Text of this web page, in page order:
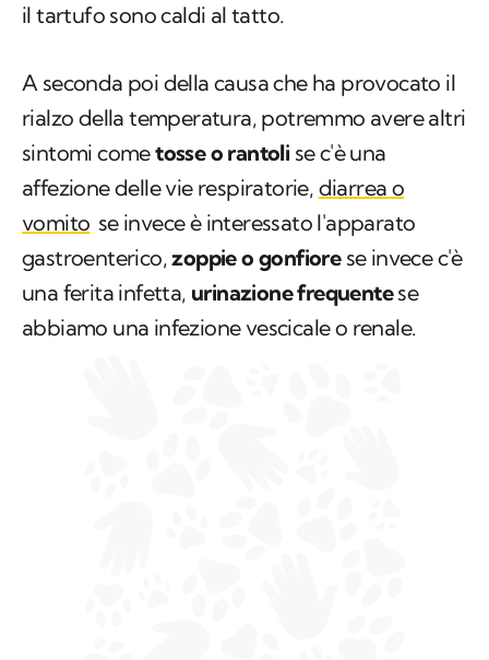
il tartufo sono caldi al tatto.
A seconda poi della causa che ha provocato il
rialzo della temperatura, potremmo avere altri
sintomi cometosse o rantoli se c'è una
affezione delle vie respiratorie, diarrea o
vomito se invece è interessato l'apparato
gastroenterico,zoppie o gonfiorese invece c'è
una ferita infetta, urinazione frequentese
abbiamo una infezione vescicale o renale.